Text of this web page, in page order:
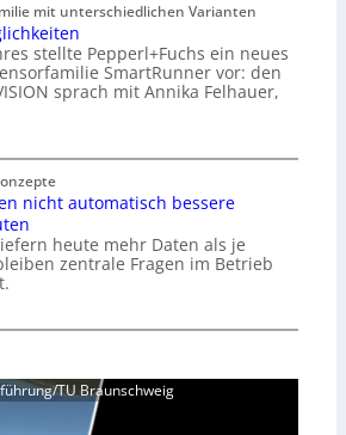
mit unterschiedlichen Varianten
stellte Pepperl+Fuchs ein neues
SmartRunner vor: den
sprach mit Annika Felhauer,
nicht automatisch bessere
heute mehr Daten als je
zentrale Fragen im Betrieb
TU Braunschweig